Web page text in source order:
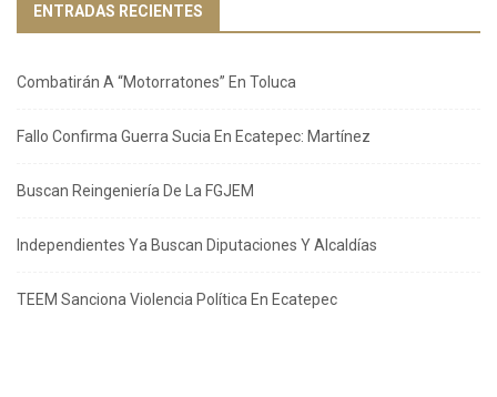
ENTRADAS RECIENTES
Combatirán A “Motorratones” En Toluca
Fallo Confirma Guerra Sucia En Ecatepec: Martínez
Buscan Reingeniería De La FGJEM
Independientes Ya Buscan Diputaciones Y Alcaldías
TEEM Sanciona Violencia Política En Ecatepec